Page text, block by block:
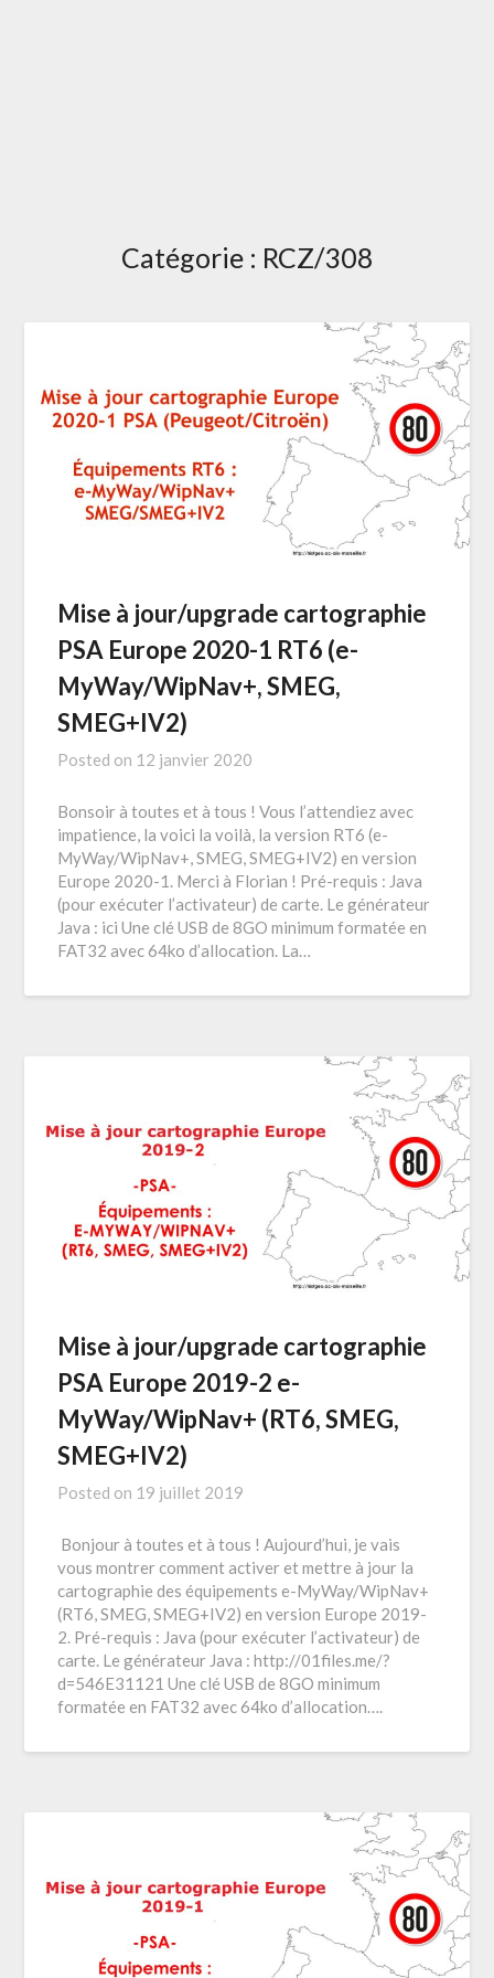
Catégorie : RCZ/308
Mise à jour/upgrade cartographie
PSA Europe 2020-1 RT6 (e-
MyWay/WipNav+, SMEG,
SMEG+IV2)
Posted on 12 janvier 2020
Bonsoir à toutes et à tous ! Vous l’attendiez avec
impatience, la voici la voilà, la version RT6 (e-
MyWay/WipNav+, SMEG, SMEG+IV2) en version
Europe 2020-1. Merci à Florian ! Pré-requis : Java
(pour exécuter l’activateur) de carte. Le générateur
Java : ici Une clé USB de 8GO minimum formatée en
FAT32 avec 64ko d’allocation. La…
Mise à jour/upgrade cartographie
PSA Europe 2019-2 e-
MyWay/WipNav+ (RT6, SMEG,
SMEG+IV2)
Posted on 19 juillet 2019
Bonjour à toutes et à tous ! Aujourd’hui, je vais
vous montrer comment activer et mettre à jour la
cartographie des équipements e-MyWay/WipNav+
(RT6, SMEG, SMEG+IV2) en version Europe 2019-
2. Pré-requis : Java (pour exécuter l’activateur) de
carte. Le générateur Java : http://01files.me/?
d=546E31121 Une clé USB de 8GO minimum
formatée en FAT32 avec 64ko d’allocation….